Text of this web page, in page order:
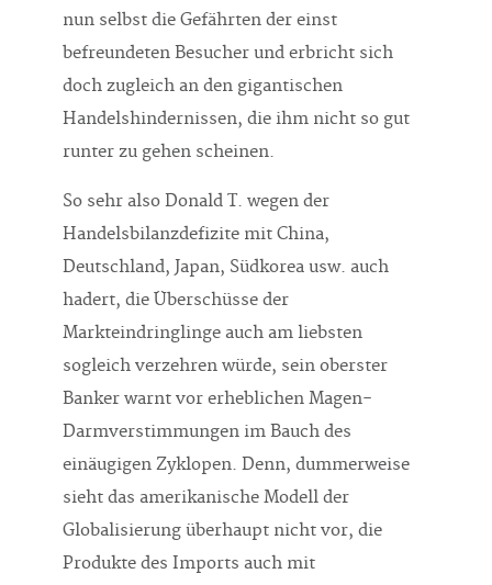
nun selbst die Gefährten der einst
befreundeten Besucher und erbricht sich
doch zugleich an den gigantischen
Handelshindernissen, die ihm nicht so gut
runter zu gehen scheinen.
So sehr also Donald T. wegen der
Handelsbilanzdefizite mit China,
Deutschland, Japan, Südkorea usw. auch
hadert, die Überschüsse der
Markteindringlinge auch am liebsten
sogleich verzehren würde, sein oberster
Banker warnt vor erheblichen Magen-
Darmverstimmungen im Bauch des
einäugigen Zyklopen. Denn, dummerweise
sieht das amerikanische Modell der
Globalisierung überhaupt nicht vor, die
Produkte des Imports auch mit